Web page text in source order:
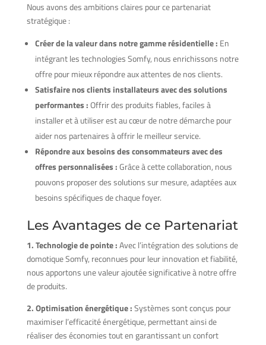
Nous avons des ambitions claires pour ce partenariat
stratégique :
Créer de la valeur dans notre gamme résidentielle : En
intégrant les technologies Somfy, nous enrichissons notre
offre pour mieux répondre aux attentes de nos clients.
Satisfaire nos clients installateurs avec des solutions
performantes :Offrir des produits fiables, faciles à
installer et à utiliser est au cœur de notre démarche pour
aider nos partenaires à offrir le meilleur service.
Répondre aux besoins des consommateurs avec des
offres personnalisées :Grâce à cette collaboration, nous
pouvons proposer des solutions sur mesure, adaptées aux
besoins spécifiques de chaque foyer.
Les Avantages de ce Partenariat
1. Technologie de pointe :Avec l’intégration des solutions de
domotique Somfy, reconnues pour leur innovation et fiabilité,
nous apportons une valeur ajoutée significative à notre offre
de produits.
2. Optimisation énergétique :Systèmes sont conçus pour
maximiser l’efficacité énergétique, permettant ainsi de
réaliser des économies tout en garantissant un confort